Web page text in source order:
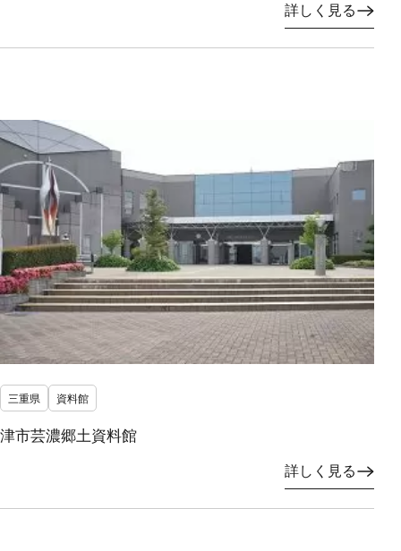
詳しく見る
三重県 資料館
津市芸濃郷土資料館
詳しく見る